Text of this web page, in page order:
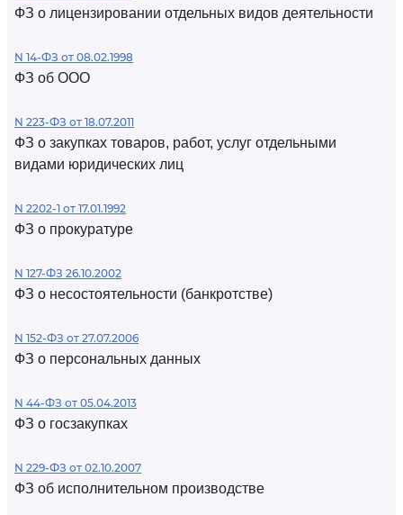
ФЗ о лицензировании отдельных видов деятельности
N 14-ФЗ от 08.02.1998
ФЗ об ООО
N 223-ФЗ от 18.07.2011
ФЗ о закупках товаров, работ, услуг отдельными
видами юридических лиц
N 2202-1 от 17.01.1992
ФЗ о прокуратуре
N 127-ФЗ 26.10.2002
ФЗ о несостоятельности (банкротстве)
N 152-ФЗ от 27.07.2006
ФЗ о персональных данных
N 44-ФЗ от 05.04.2013
ФЗ о госзакупках
N 229-ФЗ от 02.10.2007
ФЗ об исполнительном производстве